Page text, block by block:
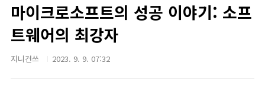
마이크로소프트의 성공 이야기: 소프
트웨어의 최강자
지니건쓰 2023. 9. 9. 07:32